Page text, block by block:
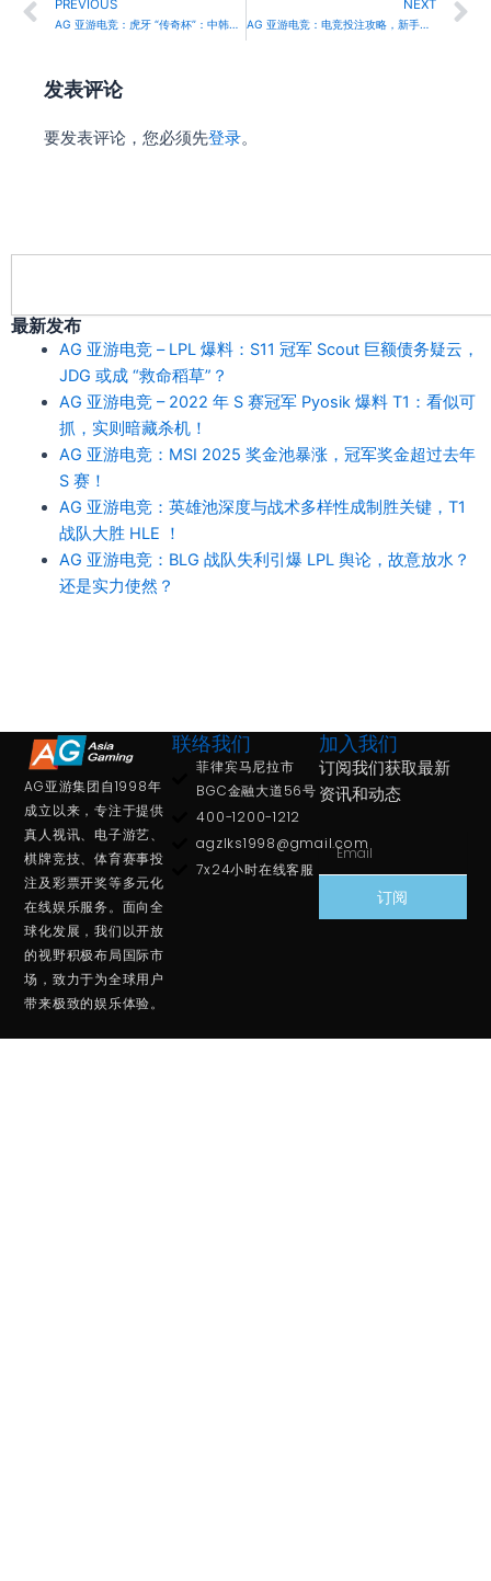
Prev
PREVIOUS
AG 亚游电竞：虎牙 “传奇杯”：中韩对决背后的商业逻辑与第二增长曲线！
NEXT
AG 亚游电竞：电竞投注攻略，新手入门指南及常见玩法详解！
发表评论
要发表评论，您必须先登录。
最新发布
AG 亚游电竞 – LPL 爆料：S11 冠军 Scout 巨额债务疑云，
JDG 或成 “救命稻草”？
AG 亚游电竞 – 2022 年 S 赛冠军 Pyosik 爆料 T1：看似可
抓，实则暗藏杀机！
AG 亚游电竞：MSI 2025 奖金池暴涨，冠军奖金超过去年
S 赛！
AG 亚游电竞：英雄池深度与战术多样性成制胜关键，T1
战队大胜 HLE ！
AG 亚游电竞：BLG 战队失利引爆 LPL 舆论，故意放水？
还是实力使然？
AG亚游集团自1998年
成立以来，专注于提供
真人视讯、电子游艺、
棋牌竞技、体育赛事投
注及彩票开奖等多元化
在线娱乐服务。面向全
球化发展，我们以开放
的视野积极布局国际市
场，致力于为全球用户
带来极致的娱乐体验。
联络我们
菲律宾马尼拉市
BGC金融大道56号
400-1200-1212
agzlks1998@gmail.com
7x24小时在线客服​
加入我们
订阅我们获取最新
资讯和动态
Email
订阅